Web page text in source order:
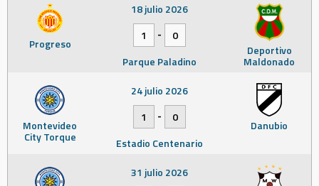
Progreso Deportivo
Maldonado
18 julio 2026
1
-
0
Parque Paladino
Montevideo
City Torque
Danubio
24 julio 2026
1
-
0
Estadio Centenario
31 julio 2026